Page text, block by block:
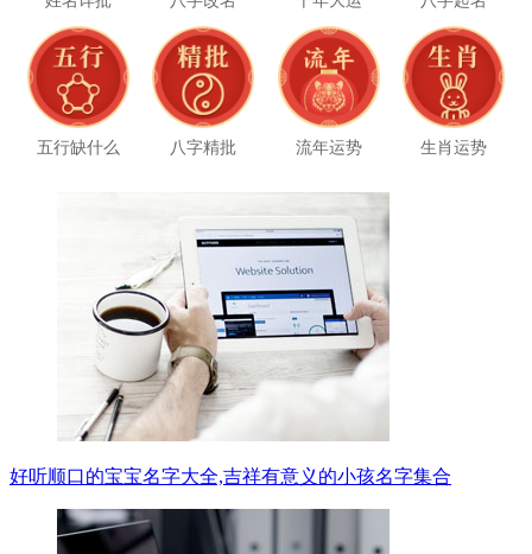
五行缺什么 八字精批 流年运势 生肖运势
好听顺口的宝宝名字大全,吉祥有意义的小孩名字集合